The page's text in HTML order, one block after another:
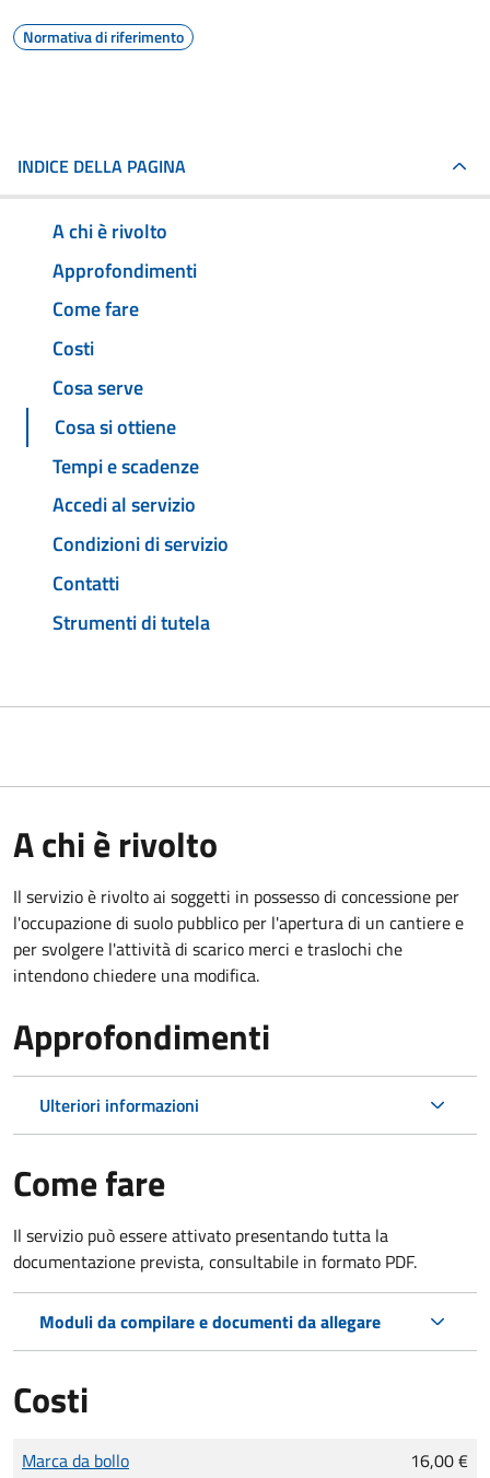
Normativa di riferimento
INDICE DELLA PAGINA
A chi è rivolto
Approfondimenti
Come fare
Costi
Cosa serve
Cosa si ottiene
Tempi e scadenze
Accedi al servizio
Condizioni di servizio
Contatti
Strumenti di tutela
A chi è rivolto
Il servizio è rivolto ai soggetti in possesso di concessione per
l'occupazione di suolo pubblico per l'apertura di un cantiere e
per svolgere l'attività di scarico merci e traslochi che
intendono chiedere una modifica.
Approfondimenti
Ulteriori informazioni
Come fare
Il servizio può essere attivato presentando tutta la
documentazione prevista, consultabile in formato PDF.
Moduli da compilare e documenti da allegare
Costi
Tipo di pagamento
Importo
Marca da bollo 16,00 €